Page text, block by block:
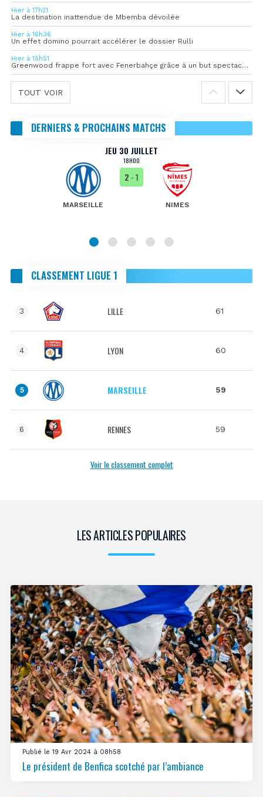
Hier à 17h21
La destination inattendue de Mbemba dévoilée
Hier à 16h36
Un effet domino pourrait accélérer le dossier Rulli
Hier à 15h51
Greenwood frappe fort avec Fenerbahçe grâce à un but spectaculaire
TOUT VOIR
DERNIERS & PROCHAINS MATCHS
JEU 30 JUILLET
18H00
MARSEILLE
2 - 1
NIMES
CLASSEMENT LIGUE 1
3 LILLE 61
4 LYON 60
5 MARSEILLE 59
6 RENNES 59
Voir le classement complet
LES ARTICLES POPULAIRES
Publié le 19 Avr 2024 à 08h58
Le président de Benfica scotché par l’ambiance